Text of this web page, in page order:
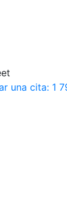
una cita: 1